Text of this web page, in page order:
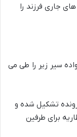
جاری فرزند را
سیر زیر را طی می
تشکیل شده و
برای طرفین